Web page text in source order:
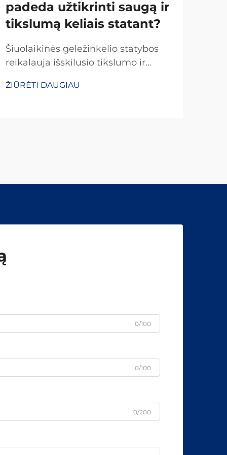
padeda užtikrinti saugą ir
tikslumą keliais statant?
Šiuolaikinės geležinkelio statybos
reikalauja išskilusio tikslumo ir
būtų užtikrintos patikimos
ŽIŪRĖTI DAUGIAU
0/100
0/100
0/200